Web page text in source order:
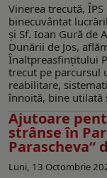
Vinerea trecută,
binecuvântat
şi Sf. Ioan Gură de
Dunării de Jos,
Înaltpreasfinţitului
trecut pe parcursul
reabilitare,
înnoită, bine utilată
Ajutoare
strânse în
Parascheva“
Luni, 13 Octombrie